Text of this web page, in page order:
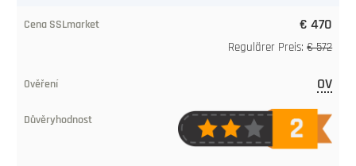
ab
€ 470
Regulärer Preis:€ 572
OV